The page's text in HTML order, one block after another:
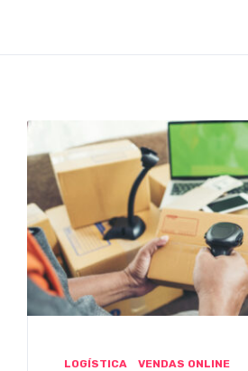
LOGÍSTICA VENDAS ONLINE